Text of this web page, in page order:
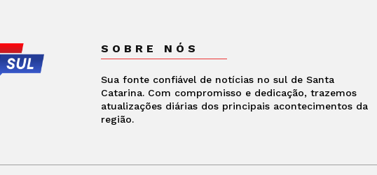
SOBRE NÓS
Sua fonte confiável de notícias no sul de Santa
Catarina. Com compromisso e dedicação, trazemos
atualizações diárias dos principais acontecimentos da
região.